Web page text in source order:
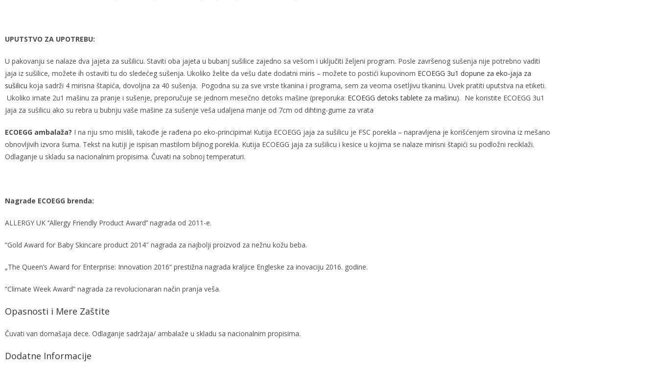
UPUTSTVO ZA UPOTREBU:
U pakovanju se nalaze dva jajeta za sušilicu. Staviti oba jajeta u bubanj sušilice zajedno sa vešom i uključiti željeni program. Posle završenog sušenja nije potrebno vaditi
jaja iz sušilice, možete ih ostaviti tu do sledećeg sušenja. Ukoliko želite da vešu date dodatni miris – možete to postići kupovinom ECOEGG 3u1 dopune za eko-jaja za
sušilicu koja sadrži 4 mirisna štapića, dovoljna za 40 sušenja. Pogodna su za sve vrste tkanina i programa, sem za veoma osetljivu tkaninu. Uvek pratiti uputstva na etiketi.
Ukoliko imate 2u1 mašinu za pranje i sušenje, preporučuje se jednom mesečno detoks mašine (preporuka: ECOEGG detoks tablete za mašinu). Ne koristite ECOEGG 3u1
jaja za sušilicu ako su rebra u bubnju vaše mašine za sušenje veša udaljena manje od 7cm od dihting-gume za vrata
ECOEGG ambalaža? I na nju smo mislili, takođe je rađena po eko-principima! Kutija ECOEGG jaja za sušilicu je FSC porekla – napravljena je korišćenjem sirovina iz mešano
obnovljivih izvora šuma. Tekst na kutiji je ispisan mastilom biljnog porekla. Kutija ECOEGG jaja za sušilicu i kesice u kojima se nalaze mirisni štapići su podložni reciklaži.
Odlaganje u skladu sa nacionalnim propisima. Čuvati na sobnoj temperaturi.
Nagrade ECOEGG brenda:
ALLERGY UK ‘’Allergy Friendly Product Award’’ nagrada od 2011-e.
“Gold Award for Baby Skincare product 2014″ nagrada za najbolji proizvod za nežnu kožu beba.
„The Queen’s Award for Enterprise: Innovation 2016“ prestižna nagrada kraljice Engleske za inovaciju 2016. godine.
“Climate Week Award” nagrada za revolucionaran način pranja veša.
Opasnosti i Mere Zaštite
Čuvati van domašaja dece. Odlaganje sadržaja/ ambalaže u skladu sa nacionalnim propisima.
Dodatne Informacije